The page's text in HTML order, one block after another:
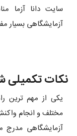
سایت دانا آزما
آزمایشگاهی بسیار
نکات تکمیلی
یکی از مهم ترین
مختلف و انجام
آزمایشگاهی مدرج